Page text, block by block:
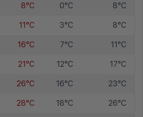
8°C 0°C 8°C
11°C 3°C 8°C
16°C 7°C 11°C
21°C 12°C 17°C
26°C 16°C 23°C
28°C 18°C 26°C